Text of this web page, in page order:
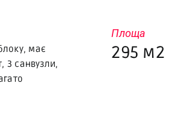
має
3 санвузли,
Площа
295 м2